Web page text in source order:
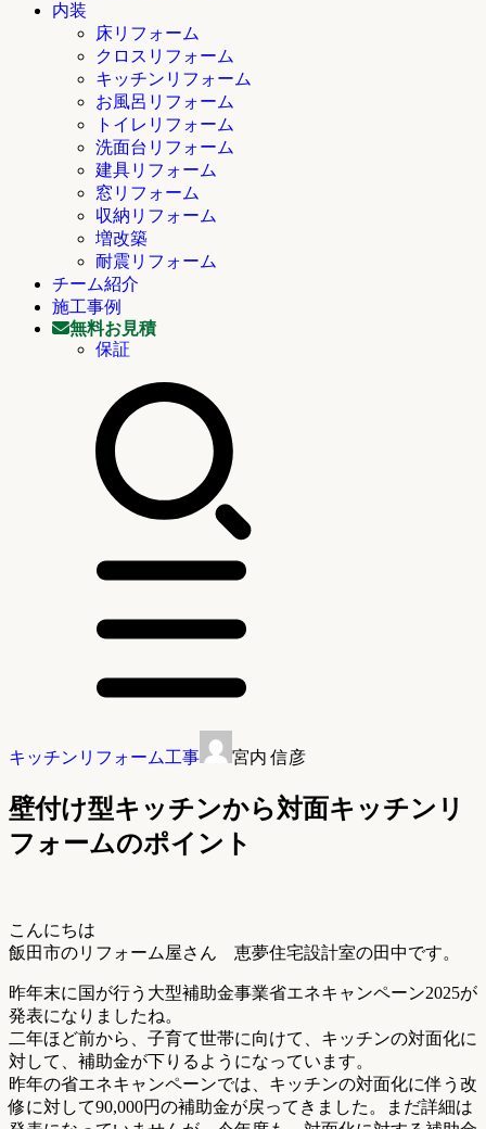
内装
床リフォーム
クロスリフォーム
キッチンリフォーム
お風呂リフォーム
トイレリフォーム
洗面台リフォーム
建具リフォーム
窓リフォーム
収納リフォーム
増改築
耐震リフォーム
チーム紹介
施工事例
無料お見積
保証
キッチンリフォーム工事 宮内 信彦
壁付け型キッチンから対面キッチンリ
フォームのポイント
こんにちは
飯田市のリフォーム屋さん 恵夢住宅設計室の田中です。
昨年末に国が行う大型補助金事業省エネキャンペーン2025が
発表になりましたね。
二年ほど前から、子育て世帯に向けて、キッチンの対面化に
対して、補助金が下りるようになっています。
昨年の省エネキャンペーンでは、キッチンの対面化に伴う改
修に対して90,000円の補助金が戻ってきました。まだ詳細は